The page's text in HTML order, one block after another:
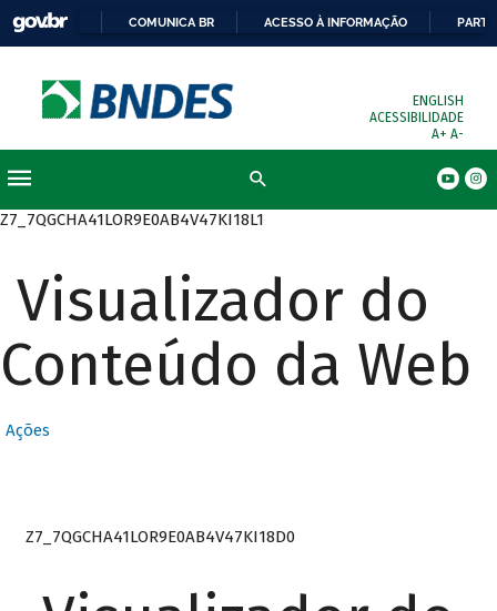
COMUNICA BR ACESSO À INFORMAÇÃO
ENGLISH
ACESSIBILIDADE
A+ A-
Z7_7QGCHA41LOR9E0AB4V47KI18L1
Visualizador do
Conteúdo da Web
Ações
Z7_7QGCHA41LOR9E0AB4V47KI18D0